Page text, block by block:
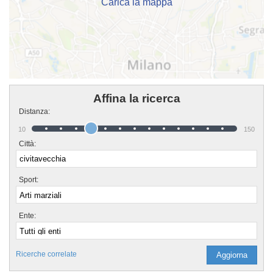
Carica la mappa
Affina la ricerca
Distanza:
10 150
Città:
Sport:
Ente:
Ricerche correlate